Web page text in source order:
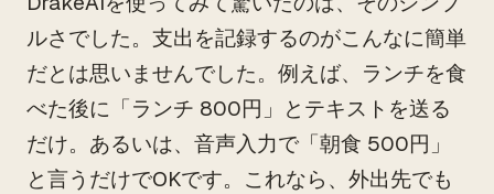
ルさでした。支出を記録するのがこんなに簡単
だとは思いませんでした。例えば、ランチを食
べた後に「ランチ 800円」とテキストを送る
だけ。あるいは、音声入力で「朝食 500円」
と言うだけでOKです。これなら、外出先でも